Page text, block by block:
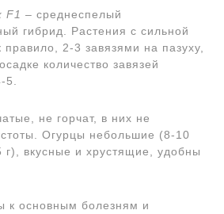
F1 – среднеспелый
гибрид. Растения с сильной
правило, 2-3 завязями на пазуху,
количество завязей
не горчат, в них не
Огурцы небольшие (8-10
вкусные и хрустящие, удобны
к основным болезням и